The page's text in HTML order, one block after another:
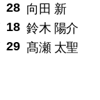
28 向田 新
18 鈴木 陽介
29 髙瀬 太聖